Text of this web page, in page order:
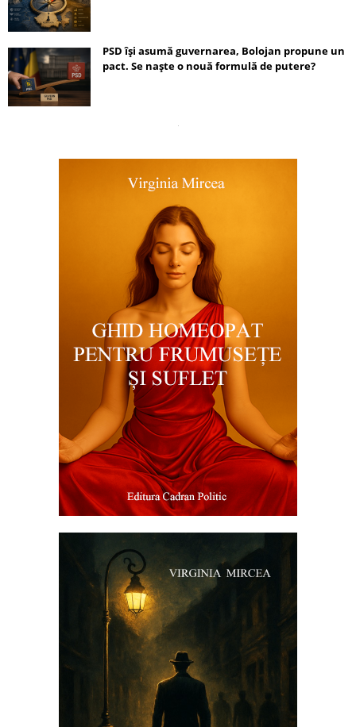
PSD își asumă guvernarea, Bolojan propune un
pact. Se naște o nouă formulă de putere?